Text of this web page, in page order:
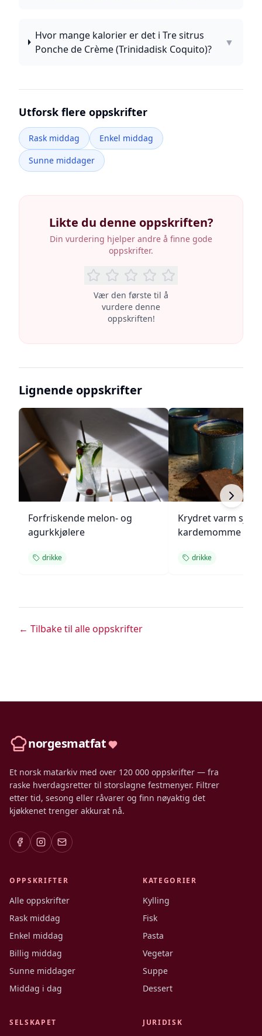
Hvor mange kalorier er det i Tre sitrus
Ponche de Crème (Trinidadisk Coquito)?
▼
Utforsk flere oppskrifter
Rask middag
Enkel middag
Sunne middager
Likte du denne oppskriften?
Din vurdering hjelper andre å finne gode
oppskrifter.
Vær den første til å
vurdere denne
oppskriften!
Lignende oppskrifter
Forfriskende melon- og
agurkkjølere
drikke
Krydret varm
kardemomme
drikke
← Tilbake til alle oppskrifter
norgesmatfat
Et norsk matarkiv med over 120 000 oppskrifter — fra
raske hverdagsretter til storslagne festmenyer. Filtrer
etter tid, sesong eller råvarer og finn nøyaktig det
kjøkkenet trenger akkurat nå.
OPPSKRIFTER
Alle oppskrifter
Rask middag
Enkel middag
Billig middag
Sunne middager
Middag i dag
KATEGORIER
Kylling
Fisk
Pasta
Vegetar
Suppe
Dessert
SELSKAPET JURIDISK